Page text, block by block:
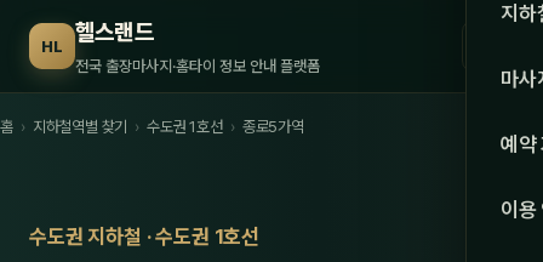
HL 헬스랜드
전국 출장마사지·홈타이 정보 안내 플랫폼 서울
강원·
지하
마사
관리
스
예약
이용
홈 › 지하철역별 찾기 › 수도권 1호선 › 종로5가역
수도권 지하철 · 수도권 1호선